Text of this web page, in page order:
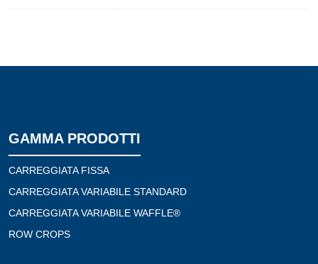
GAMMA PRODOTTI
CARREGGIATA FISSA
CARREGGIATA VARIABILE STANDARD
CARREGGIATA VARIABILE WAFFLE®
ROW CROPS